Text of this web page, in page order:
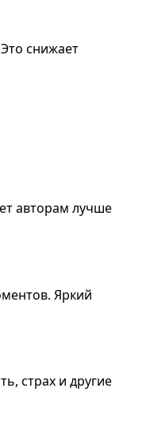
снижает
авторам лучше
Яркий
страх и другие